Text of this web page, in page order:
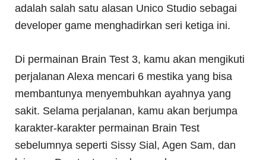
adalah salah satu alasan Unico Studio sebagai
developer game menghadirkan seri ketiga ini.
Di permainan Brain Test 3, kamu akan mengikuti
perjalanan Alexa mencari 6 mestika yang bisa
membantunya menyembuhkan ayahnya yang
sakit. Selama perjalanan, kamu akan berjumpa
karakter-karakter permainan Brain Test
sebelumnya seperti Sissy Sial, Agen Sam, dan